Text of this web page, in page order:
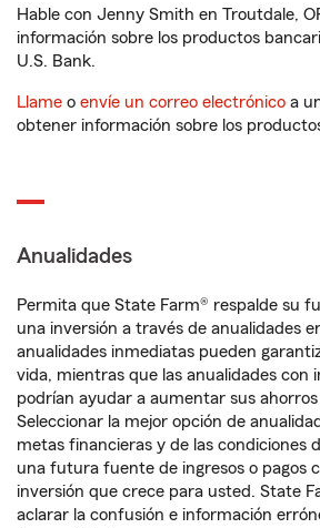
Hable con Jenny Smith en Troutdale,
información sobre los productos
U.S. Bank.
Llame o envíe un correo electrónico a
obtener información sobre los
Anualidades
Permita que State Farm® respalde su
una inversión a través de anualidades
anualidades inmediatas pueden
vida, mientras que las anualidades con
podrían ayudar a aumentar sus
Seleccionar la mejor opción de
metas financieras y de las condiciones
una futura fuente de ingresos o pagos
inversión que crece para usted. State
aclarar la confusión e información